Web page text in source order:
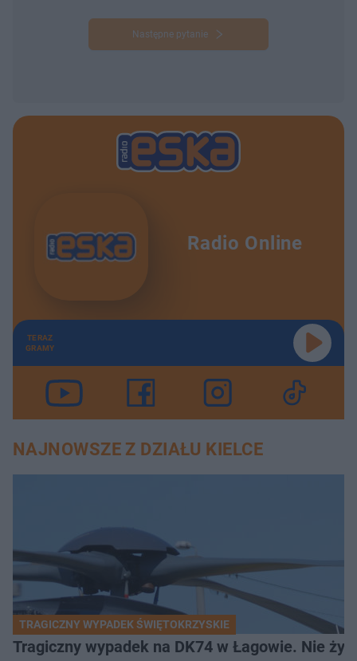
Następne pytanie
Radio Online
TERAZ
GRAMY
NAJNOWSZE Z DZIAŁU KIELCE
TRAGICZNY WYPADEK ŚWIĘTOKRZYSKIE
Tragiczny wypadek na DK74 w Łagowie. Nie